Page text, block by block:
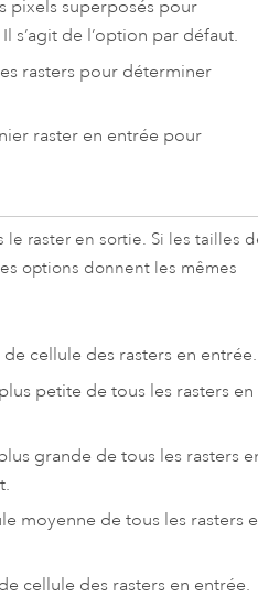
pixels superposés pour
s’agit de l’option par défaut.
rasters pour déterminer
raster en entrée pour
raster en sortie. Si les tailles
options donnent les mêmes
cellule des rasters en entrée.
petite de tous les rasters en
grande de tous les rasters
moyenne de tous les rasters
cellule des rasters en entrée.